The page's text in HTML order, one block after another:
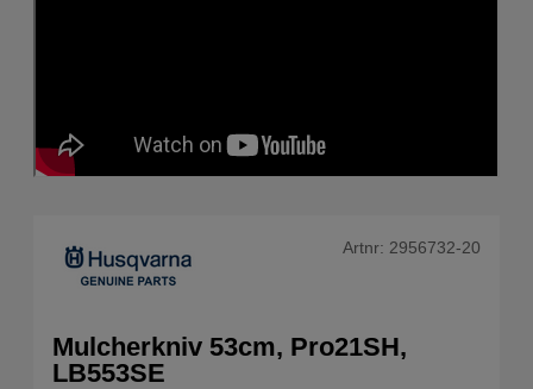
Artnr: 2956732-20
Mulcherkniv 53cm, Pro21SH,
LB553SE